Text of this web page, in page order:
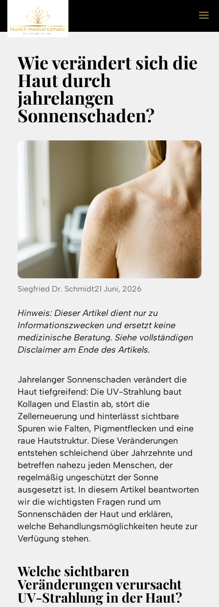
Wie verändert sich die
Haut durch
jahrelangen
Sonnenschaden?
Posted
Siegfried Dr. Schmidt21 Juni, 2026
Hinweis: Dieser Artikel dient nur zu
Informationszwecken und ersetzt keine
medizinische Beratung. Siehe vollständigen
Disclaimer am Ende des Artikels.
Jahrelanger Sonnenschaden verändert die
Haut tiefgreifend: Die UV-Strahlung baut
Kollagen und Elastin ab, stört die
Zellerneuerung und hinterlässt sichtbare
Spuren wie Falten, Pigmentflecken und eine
raue Hautstruktur. Diese Veränderungen
entstehen schleichend über Jahrzehnte und
betreffen nahezu jeden Menschen, der
regelmäßig ungeschützt der Sonne
ausgesetzt ist. In diesem Artikel beantworten
wir die wichtigsten Fragen rund um
Sonnenschäden der Haut und erklären,
welche Behandlungsmöglichkeiten heute zur
Verfügung stehen.
Welche sichtbaren
Veränderungen verursacht
UV-Strahlung in der Haut?